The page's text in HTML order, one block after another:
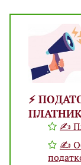
⚡️
✍
✍